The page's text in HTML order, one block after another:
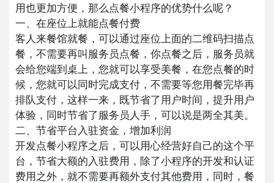
用也更加方便，那么点餐小程序的优势什么呢？
一、在座位上就能点餐付费
客人来餐馆就餐，可以通过座位上面的二维码扫描点
餐，不需要再叫服务员点餐，你点餐之后，服务员就
会给您端到桌上，您就可以享受美餐，在您点餐的时
候，您就可以同时完成支付，不需要等您用餐完毕再
排队支付，这样一来，既节省了用户时间，提升用户
体验，同时节省了服务员人手，可以说是两全其美。
二、节省平台入驻资金，增加利润
开发点餐小程序之后，可以用心经营好自己的这个平
台，节省大额的入驻费用，除了小程序的开发和认证
费用之外，就不需要再额外支付其他费用，同时，餐